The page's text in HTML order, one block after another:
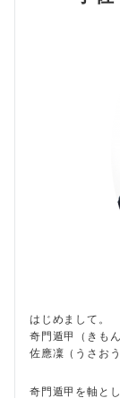
はじめまして。
奇門遁甲（きも
佐應凜（うさお
奇門遁甲を軸と